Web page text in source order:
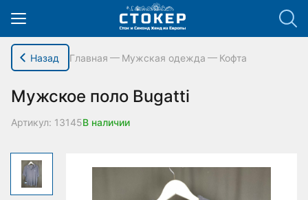
hello_elementor_body_open();
Назад Главная Мужская одежда Кофта
Мужское поло Bugatti
Артикул: 13145В наличии